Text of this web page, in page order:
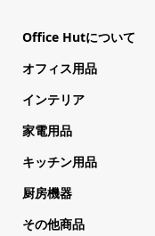
Office Hutについて
オフィス用品
インテリア
家電用品
キッチン用品
厨房機器
その他商品